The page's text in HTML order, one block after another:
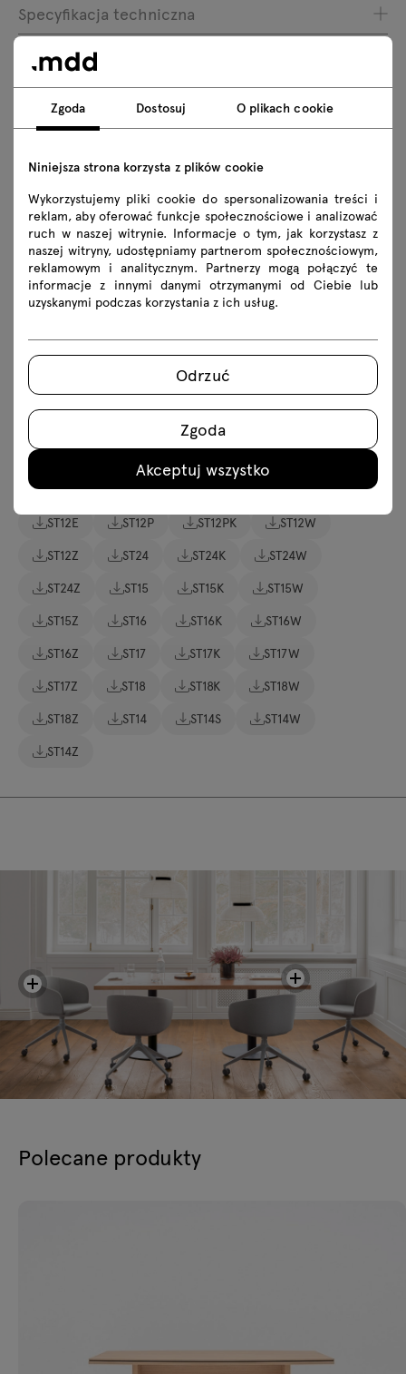
Specyfikacja techniczna
Wykończenia
Ekologia
Do pobrania
Pobierz
Lookbook Zdjęcia Zasady użytkowania
2D dwg 3D dwg 3D 3ds
fbx
skp
Instrukcje montażu
ST12E ST12P ST12PK
ST12W
ST12Z
ST24 ST24K
ST24W
ST24Z
ST15 ST15K
ST15W
ST15Z
ST16 ST16K
ST16W
ST16Z
ST17 ST17K
ST17W
ST17Z
ST18 ST18K
ST18W
ST18Z
ST14 ST14S
ST14W
ST14Z
Polecane produkty
Zgoda Dostosuj O plikach cookie
Niniejsza strona korzysta z plików cookie
Wykorzystujemy pliki cookie do spersonalizowania treści i
reklam, aby oferować funkcje społecznościowe i analizować
ruch w naszej witrynie. Informacje o tym, jak korzystasz z
naszej witryny, udostępniamy partnerom społecznościowym,
reklamowym i analitycznym. Partnerzy mogą połączyć te
informacje z innymi danymi otrzymanymi od Ciebie lub
uzyskanymi podczas korzystania z ich usług.
Odrzuć
Zgoda
Akceptuj wszystko